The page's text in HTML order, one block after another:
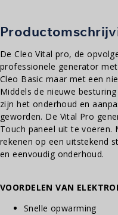
De Cleo Vital pro, de
professionele generator
Cleo Basic maar met een
Middels de nieuwe besturing
zijn het onderhoud en
geworden. De Vital Pro
Touch paneel uit te
rekenen op een uitstekend
en eenvoudig onderhoud.
VOORDELEN VAN
Snelle opwarming